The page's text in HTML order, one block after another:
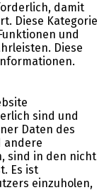
damit
Diese Kategorie
und
Diese
sind und
Daten des
andere
sind in den nicht
Es ist
einzuholen,